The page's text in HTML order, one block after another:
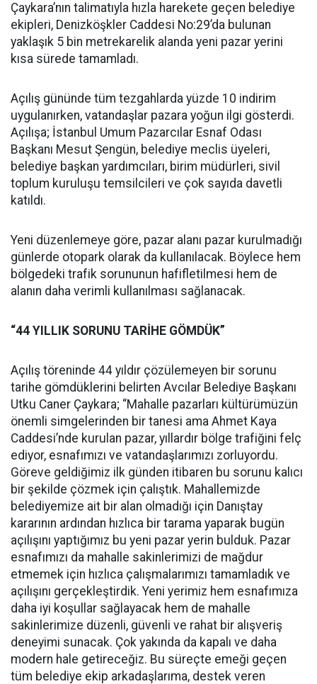
Çaykara’nın talimatıyla hızla harekete geçen belediye
ekipleri, Denizköşkler Caddesi No:29’da bulunan
yaklaşık 5 bin metrekarelik alanda yeni pazar yerini
kısa sürede tamamladı.
Açılış gününde tüm tezgahlarda yüzde 10 indirim
uygulanırken, vatandaşlar pazara yoğun ilgi gösterdi.
Açılışa; İstanbul Umum Pazarcılar Esnaf Odası
Başkanı Mesut Şengün, belediye meclis üyeleri,
belediye başkan yardımcıları, birim müdürleri, sivil
toplum kuruluşu temsilcileri ve çok sayıda davetli
katıldı.
Yeni düzenlemeye göre, pazar alanı pazar kurulmadığı
günlerde otopark olarak da kullanılacak. Böylece hem
bölgedeki trafik sorununun hafifletilmesi hem de
alanın daha verimli kullanılması sağlanacak.
“44 YILLIK SORUNU TARİHE GÖMDÜK”
Açılış töreninde 44 yıldır çözülemeyen bir sorunu
tarihe gömdüklerini belirten Avcılar Belediye Başkanı
Utku Caner Çaykara; “Mahalle pazarları kültürümüzün
önemli simgelerinden bir tanesi ama Ahmet Kaya
Caddesi’nde kurulan pazar, yıllardır bölge trafiğini felç
ediyor, esnafımızı ve vatandaşlarımızı zorluyordu.
Göreve geldiğimiz ilk günden itibaren bu sorunu kalıcı
bir şekilde çözmek için çalıştık. Mahallemizde
belediyemize ait bir alan olmadığı için Danıştay
kararının ardından hızlıca bir tarama yaparak bugün
açılışını yaptığımız bu yeni pazar yerin bulduk. Pazar
esnafımızı da mahalle sakinlerimizi de mağdur
etmemek için hızlıca çalışmalarımızı tamamladık ve
açılışını gerçekleştirdik. Yeni yerimiz hem esnafımıza
daha iyi koşullar sağlayacak hem de mahalle
sakinlerimize düzenli, güvenli ve rahat bir alışveriş
deneyimi sunacak. Çok yakında da kapalı ve daha
modern hale getireceğiz. Bu süreçte emeği geçen
tüm belediye ekip arkadaşlarıma, destek veren